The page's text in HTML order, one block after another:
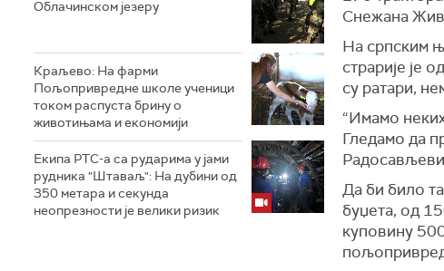
Облачинском језеру
Краљево: На фарми
Пољопривредне школе ученици
током распуста брину о
животињама и економији
Екипа РТС-а са рударима у јами
рудника "Штаваљ": На дубини од
350 метара и секунда
неопрезности је велики ризик
Снежана
На српским
страрије је
су ратари,
“Имамо
Гледамо да
Да би било
буџета, од
куповину